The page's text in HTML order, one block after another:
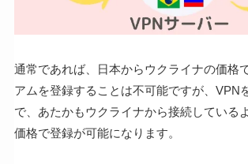
通常であれば、日本からウクライナの価格
アムを登録することは不可能ですが、VPN
で、あたかもウクライナから接続している
価格で登録が可能になります。